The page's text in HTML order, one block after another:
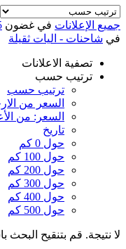
جميع الإعلانات في غضون
في شاحنات - اليات ثقيلة
تصفية الاعلانات
ترتيب حسب
ترتيب حسب
السعر من
السعر: من
تاريخ
حول 0 كم
حول 100 كم
حول 200 كم
حول 300 كم
حول 400 كم
حول 500 كم
لا نتيجة. قم بتنقيح البحث